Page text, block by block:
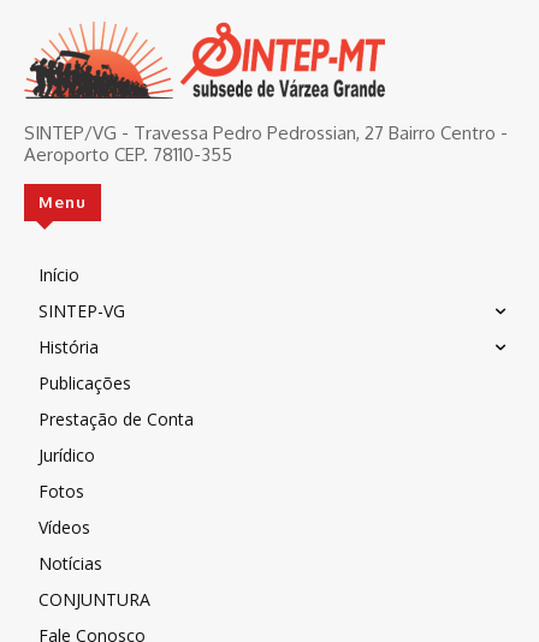
SINTEP/VG - Travessa Pedro Pedrossian, 27 Bairro Centro -
Aeroporto CEP. 78110-355
Menu
Início
SINTEP-VG
História
Publicações
Prestação de Conta
Jurídico
Fotos
Vídeos
Notícias
CONJUNTURA
Fale Conosco